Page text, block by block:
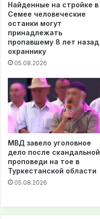
Найденные на стройке в
Семее человеческие
останки могут
принадлежать
пропавшему 8 лет назад
охраннику
05.08.2026
МВД завело уголовное
дело после скандальной
проповеди на тое в
Туркестанской области
05.08.2026